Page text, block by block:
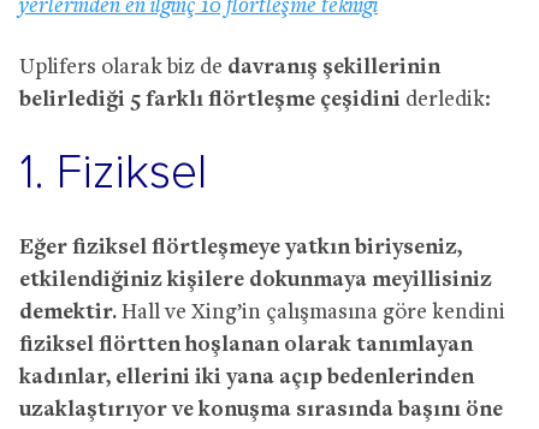
yerlerinden en ilginç 10 flörtleşme tekniği
Uplifers olarak biz de davranış şekillerinin
belirlediği 5 farklı flörtleşme çeşidini derledik:
1. Fiziksel
Eğer fiziksel flörtleşmeye yatkın biriyseniz,
etkilendiğiniz kişilere dokunmaya meyillisiniz
demektir. Hall ve Xing’in çalışmasına göre kendini
fiziksel flörtten hoşlanan olarak tanımlayan
kadınlar, ellerini iki yana açıp bedenlerinden
uzaklaştırıyor ve konuşma sırasında başını öne